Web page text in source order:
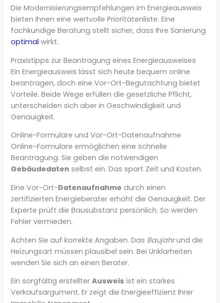
Die Modernisierungsempfehlungen im Energieausweis
bieten Ihnen eine wertvolle Prioritätenliste. Eine
fachkundige Beratung stellt sicher, dass Ihre Sanierung
optimal wirkt.
Praxistipps zur Beantragung eines Energieausweises
Ein Energieausweis lässt sich heute bequem online
beantragen, doch eine Vor-Ort-Begutachtung bietet
Vorteile. Beide Wege erfüllen die gesetzliche Pflicht,
unterscheiden sich aber in Geschwindigkeit und
Genauigkeit.
Online-Formulare und Vor-Ort-Datenaufnahme
Online-Formulare ermöglichen eine schnelle
Beantragung. Sie geben die notwendigen
Gebäudedaten selbst ein. Das spart Zeit und Kosten.
Eine Vor-Ort-Datenaufnahme durch einen
zertifizierten Energieberater erhöht die Genauigkeit. Der
Experte prüft die Bausubstanz persönlich. So werden
Fehler vermieden.
Achten Sie auf korrekte Angaben. Das Baujahrund die
Heizungsart müssen plausibel sein. Bei Unklarheiten
wenden Sie sich an einen Berater.
Ein sorgfältig erstellterAusweis ist ein starkes
Verkaufsargument. Er zeigt die Energieeffizienz Ihrer